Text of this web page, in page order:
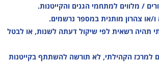
/ מלווים למתחמי הגנים והקייטנות.
ו/או צהרון מותנית במספר נרשמים.
תהיה רשאית לפי שיקול דעתה לשנות, או לבטל
למרכז הקהילתי, לא תורשה להשתתף בקייטנות